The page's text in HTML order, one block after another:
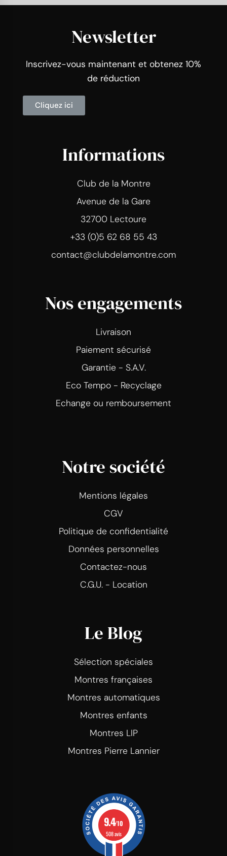
Newsletter
Inscrivez-vous maintenant et obtenez 10%
de réduction
Cliquez ici
Informations
Club de la Montre
Avenue de la Gare
32700 Lectoure
+33 (0)5 62 68 55 43
contact@clubdelamontre.com
Nos engagements
Livraison
Paiement sécurisé
Garantie - S.A.V.
Eco Tempo - Recyclage
Echange ou remboursement
Notre société
Mentions légales
CGV
Politique de confidentialité
Données personnelles
Contactez-nous
C.G.U. - Location
Le Blog
Sélection spéciales
Montres françaises
Montres automatiques
Montres enfants
Montres LIP
Montres Pierre Lannier
9.4/10
508 avis